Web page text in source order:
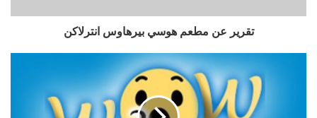
تقرير عن مطعم هوسي بيرهاوس انترلاكن